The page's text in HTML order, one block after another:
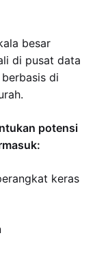
besar
di pusat data
di
potensi
keras